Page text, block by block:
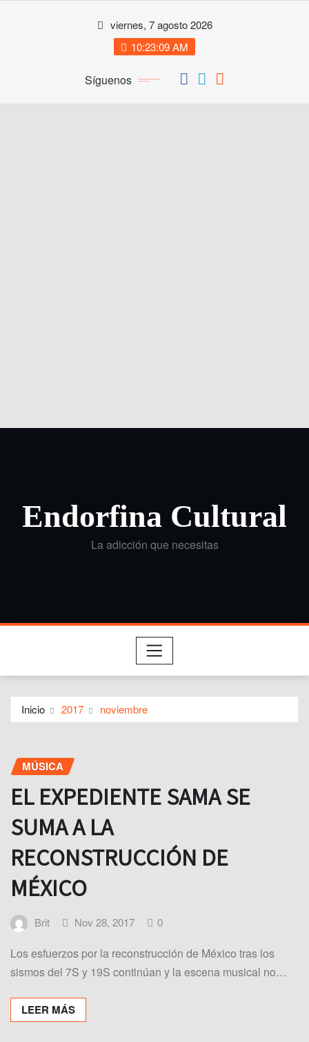
viernes, 7 agosto 2026
10:23:09 AM
Síguenos
Endorfina Cultural
La adicción que necesitas
Inicio 2017 noviembre
MÚSICA
EL EXPEDIENTE SAMA SE
SUMA A LA
RECONSTRUCCIÓN DE
MÉXICO
Brit Nov 28, 2017 0
Los esfuerzos por la reconstrucción de México tras los
sismos del 7S y 19S continúan y la escena musical no…
LEER MÁS